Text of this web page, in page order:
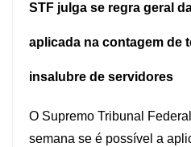
STF julga se regra geral
aplicada na contagem de
insalubre de servidores
O Supremo Tribunal
semana se é possível a